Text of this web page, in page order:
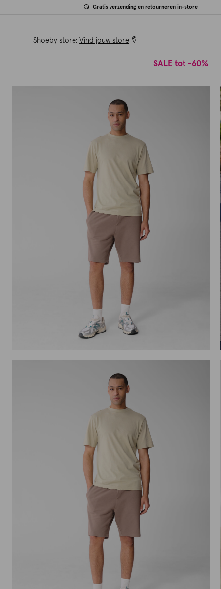
Gratis verzending en retourneren in-store
Shoeby store: Vind jouw store
SALE tot -60%